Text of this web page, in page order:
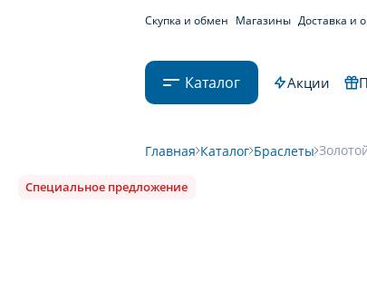
Скупка и обмен Магазины Доставка и
Каталог Акции
Главная Каталог Браслеты
Специальное предложение